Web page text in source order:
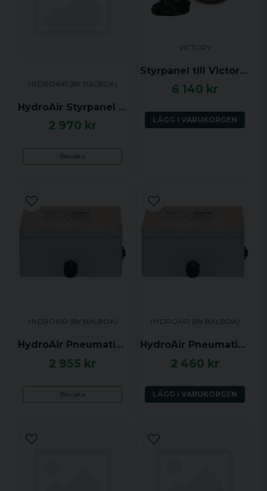
HYDROAIR (BY BALBOA)
HydroAir Styrpanel Rund, 4 Funktioner: Luftpump, Vattenpump, Plus/Minus
2 970 kr
Bevaka
VICTORY
Styrpanel till Victory Magnolia
6 140 kr
LÄGG I VARUKORGEN
HYDROAIR (BY BALBOA)
HydroAir Pneumatisk styrbox / HydroAir Pneumatic Control Box, 2 Funktioner Av/På
2 955 kr
Bevaka
HYDROAIR (BY BALBOA)
HydroAir Pneumatisk styrbox / HydroAir Pneumatic Control Box, 1 Funktion Av/På
2 460 kr
LÄGG I VARUKORGEN